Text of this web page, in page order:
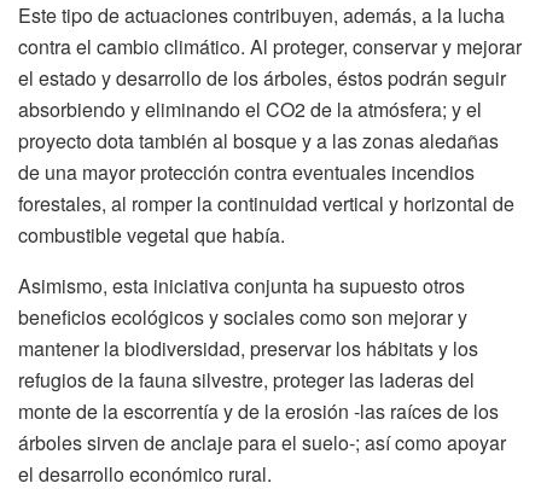
Este tipo de actuaciones contribuyen, además, a la lucha
contra el cambio climático. Al proteger, conservar y mejorar
el estado y desarrollo de los árboles, éstos podrán seguir
absorbiendo y eliminando el CO2 de la atmósfera; y el
proyecto dota también al bosque y a las zonas aledañas
de una mayor protección contra eventuales incendios
forestales, al romper la continuidad vertical y horizontal de
combustible vegetal que había.
Asimismo, esta iniciativa conjunta ha supuesto otros
beneficios ecológicos y sociales como son mejorar y
mantener la biodiversidad, preservar los hábitats y los
refugios de la fauna silvestre, proteger las laderas del
monte de la escorrentía y de la erosión -las raíces de los
árboles sirven de anclaje para el suelo-; así como apoyar
el desarrollo económico rural.